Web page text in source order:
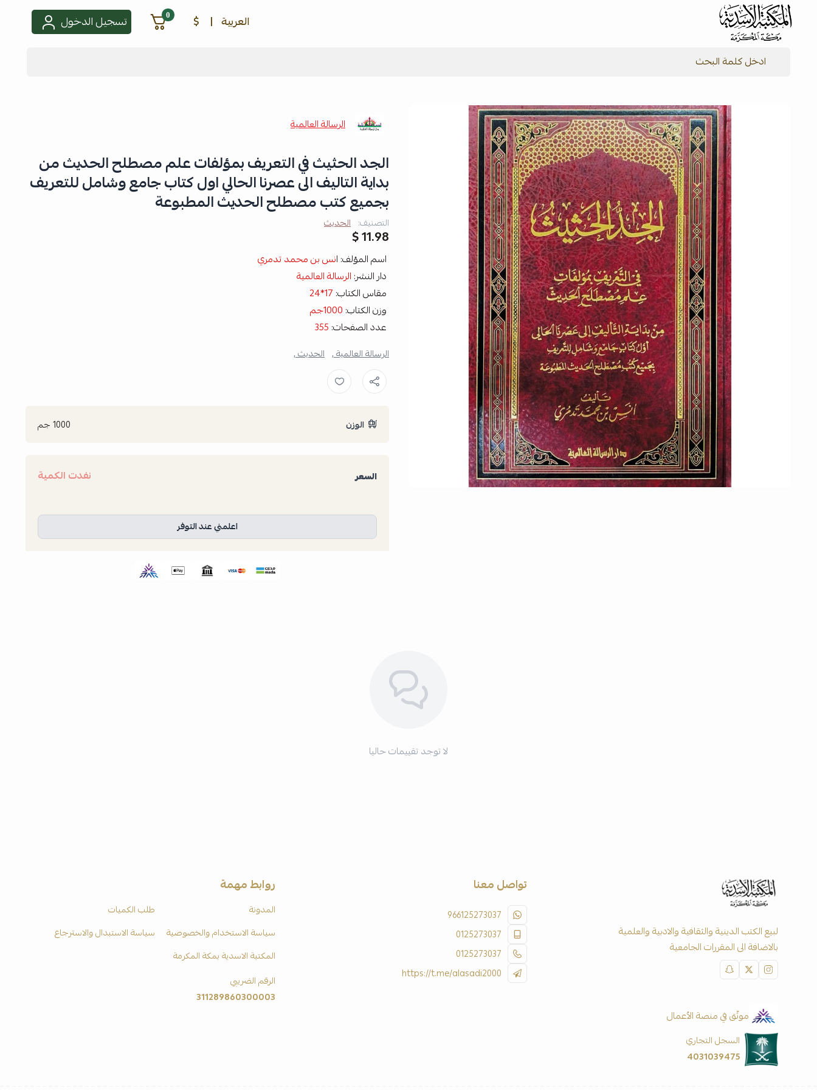
شركة المكتبة الأسدية للنشر والتوزيع العربية |
$
0 تسجيل الدخول
الرسالة العالمية
الجد الحثيث في التعريف بمؤلفات علم مصطلح الحديث من
بداية التاليف الى عصرنا الحالي اول كتاب جامع وشامل للتعريف
بجميع كتب مصطلح الحديث المطبوعة
التصنيف: الحديث
11.98 $
اسم المؤلف: انس بن محمد تدمري
دار النشر: الرسالة العالمية
مقاس الكتاب: 17*24
وزن الكتاب: 1000جم
عدد الصفحات: 355
الرسالة العالمية , الحديث ,
الوزن 1000 جم
السعر نفدت الكمية
اعلمني عند التوفر
لا توجد تقييمات حاليا
لبيع الكتب الدينية والثقافية والادبية والعلمية
بالاضافة الى المقررات الجامعية
موثّق في منصة الأعمال
السجل التجاري
4031039475
تواصل معنا
966125273037
0125273037
0125273037
https://t.me/alasadi2000
روابط مهمة
المدونة
طلب الكميات
سياسة الاستخدام والخصوصية
سياسة الاستبدال والاسترجاع
المكتبة الاسدية بمكة المكرمة
الرقم الضريبي
311289860300003